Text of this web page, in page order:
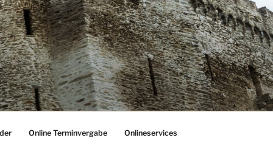
Online Terminvergabe Onlineservices